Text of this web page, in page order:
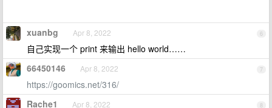
6
xuanbg Apr 8, 2022
自己实现一个 print 来输出 hello world……
7
66450146 Apr 8, 2022
https://goomics.net/316/
8
Rache1 Apr 8, 2022